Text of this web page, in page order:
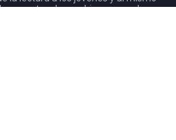
agentes de cambio que ayuden a